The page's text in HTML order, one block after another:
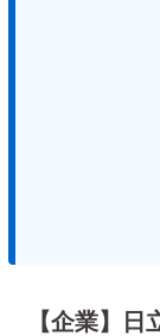
【企業】